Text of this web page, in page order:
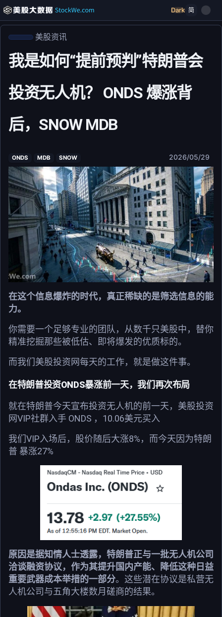
Dark 简
美股资讯
我是如何“提前预判”特朗普会
投资无人机？ ONDS 爆涨背
后，SNOW MDB
ONDS MDB SNOW 2026/05/29
在这个信息爆炸的时代，真正稀缺的是筛选信息的能
力。
你需要一个足够专业的团队，从数千只美股中，替你
精准挖掘那些被低估、即将爆发的优质标的。
而我们美股投资网每天的工作，就是做这件事。
在特朗普投资ONDS暴涨前一天，我们再次布局
就在特朗普今天宣布投资无人机的前一天，美股投资
网VIP社群入手 ONDS ，10.06美元买入
我们VIP入场后，股价随后大涨8%，而今天因为特朗
普 暴涨27%
原因是据知情人士透露，特朗普正与一批无人机公司
洽谈融资协议，作为其提升国内产能、降低这种日益
重要武器成本举措的一部分。这些潜在协议是私营无
人机公司与五角大楼数月磋商的结果。